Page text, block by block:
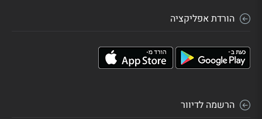
הורדת אפליקציה
הרשמה לדיוור